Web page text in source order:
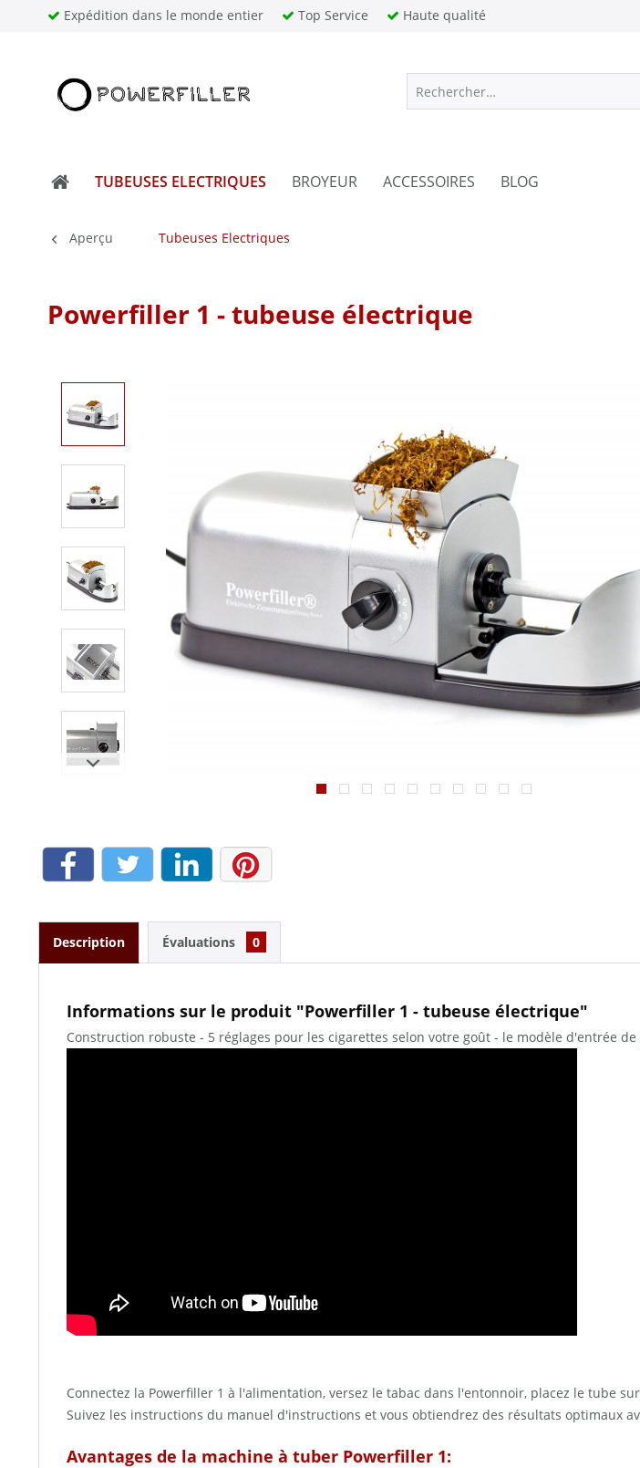
Expédition dans le monde entier Top Service Haute qualité
TUBEUSES ELECTRIQUES BROYEUR ACCESSOIRES BLOG
Aperçu Tubeuses Electriques
Powerfiller 1 - tubeuse électrique
Description Évaluations 0
Informations sur le produit "Powerfiller 1 - tubeuse électrique"
Construction robuste - 5 réglages pour les cigarettes selon votre goût - le modèle d'entrée
Connectez la Powerfiller 1 à l'alimentation, versez le tabac dans l'entonnoir, placez le tube
Suivez les instructions du manuel d'instructions et vous obtiendrez des résultats optimaux
Avantages de la machine à tuber Powerfiller 1: